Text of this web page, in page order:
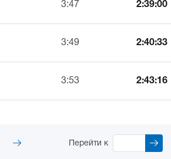
3:47 2:39:00
3:49 2:40:33
3:53 2:43:16
Перейти к